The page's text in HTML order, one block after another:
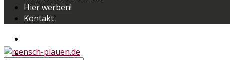
Hier werben!
Kontakt
Mensch Plauen